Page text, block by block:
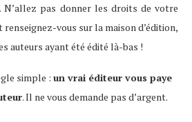
pas donner les droits de votre
vous sur la maison d’édition,
auteurs ayant été édité là-bas !
simple : un vrai éditeur vous paye
. Il ne vous demande pas d’argent.